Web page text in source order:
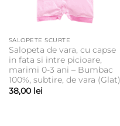
SALOPETE SCURTE
Salopeta de vara, cu capse
in fata si intre picioare,
marimi 0-3 ani – Bumbac
100%, subtire, de vara (Glat)
38,00 lei